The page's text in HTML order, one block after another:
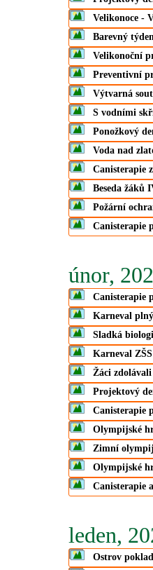
Velikonoce -
Barevný
Velikonoční
Preventivní
Výtvarná
S vodními
Ponožkový
Voda nad
Canisterapie
Beseda žáků
Požární
Canisterapie
únor,
Canisterapie
Karneval
Sladká
Karneval ZŠS
Žáci zdolávali
Projektový
Canisterapie
Olympijské
Zimní
Olympijské
Canisterapie
leden,
Ostrov